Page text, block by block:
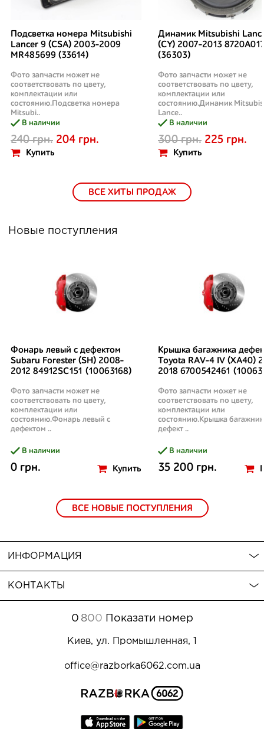
Подсветка номера Mitsubishi
Lancer 9 (CSA) 2003-2009
MR485699 (33614)
Фото запчасти может не
соответствовать по цвету,
комплектации или
состоянию.Подсветка номера
Mitsubi..
В наличии
240 грн. 204 грн.
Купить
Динамик Mitsubishi
(CY) 2007-2013
(36303)
Фото запчасти может не
соответствовать по цвету,
комплектации или
состоянию.Динамик
Lance..
В наличии
300 грн. 225 грн.
Купить
ВСЕ ХИТЫ ПРОДАЖ
Новые поступления
Фонарь левый с дефектом
Subaru Forester (SH) 2008-
2012 84912SC151 (10063168)
Фото запчасти может не
соответствовать по цвету,
комплектации или
состоянию.Фонарь левый с
дефектом ..
В наличии
0 грн. Купить
Крышка багажника
Toyota RAV-4 IV (XA40)
2018 6700542461
Фото запчасти может не
соответствовать по цвету,
комплектации или
состоянию.Крышка
дефект ..
В наличии
35 200 грн.
ВСЕ НОВЫЕ ПОСТУПЛЕНИЯ
ИНФОРМАЦИЯ
КОНТАКТЫ
0 800 Показати номер
Киев, ул. Промышленная, 1
office@razborka6062.com.ua